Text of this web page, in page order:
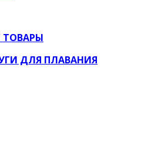
ТОВАРЫ
ДЛЯ ПЛАВАНИЯ